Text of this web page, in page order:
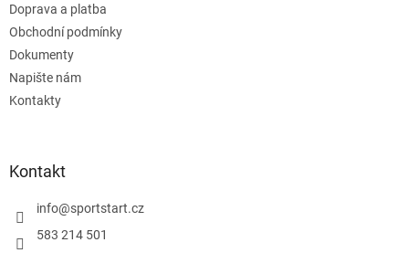
Doprava a platba
Obchodní podmínky
Dokumenty
Napište nám
Kontakty
Kontakt
info@sportstart.cz
583 214 501